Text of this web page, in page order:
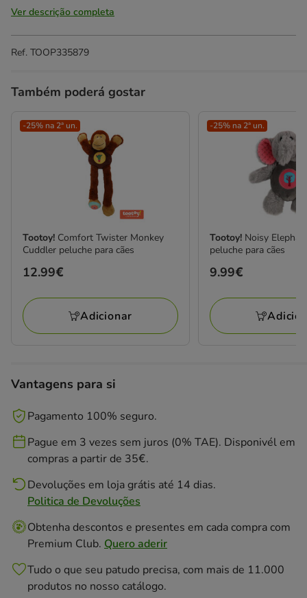
Ver descrição completa
Ref. TOOP335879
Também poderá gostar
-25% na 2ª un.
Tootoy! Comfort Twister Monkey
Cuddler peluche para cães
Preço
12.99€
Adicionar
-25% na 2ª un.
Tootoy! Noisy
peluche para cães
Preço
9.99€
Vantagens para si
Pagamento 100% seguro.
Pague em 3 vezes sem juros (0% TAE). Disponivél em
compras a partir de 35€.
Devoluções em loja grátis até 14 dias.
Politica de Devoluções
Obtenha descontos e presentes em cada compra com
Premium Club. Quero aderir
Tudo o que seu patudo precisa, com mais de 11.000
produtos no nosso catálogo.